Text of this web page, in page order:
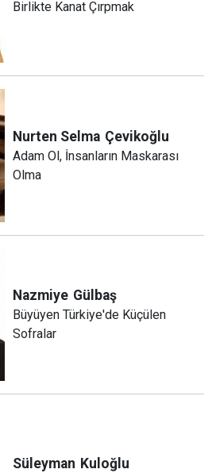
Birlikte Kanat Çırpmak
Nurten Selma Çevikoğlu
Adam Ol, İnsanların Maskarası
Olma
Nazmiye Gülbaş
Büyüyen Türkiye'de Küçülen
Sofralar
Süleyman Kuloğlu